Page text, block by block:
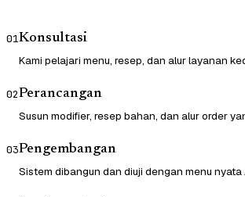
01Konsultasi
Kami pelajari menu, resep, dan alur layanan
02Perancangan
Susun modifier, resep bahan, dan alur order
03Pengembangan
Sistem dibangun dan diuji dengan menu nyata